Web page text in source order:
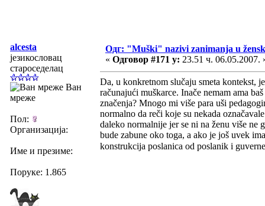
alcesta
језикословац
староседелац
Ван
мреже
Пол:
Организација:
Име и презиме:
Поруке: 1.865
Одг: "Muški" nazivi zanimanja u
« Одговор #171 у: 23.51 ч. 06.05.2007.
Da, u konkretnom slučaju smeta kontekst,
računajući muškarce. Inače nemam ama
značenja? Mnogo mi više para uši
normalno da reči koje su nekada
daleko normalnije jer se ni na ženu više ne
bude zabune oko toga, a ako je još uvek
konstrukcija poslanica od poslanik i